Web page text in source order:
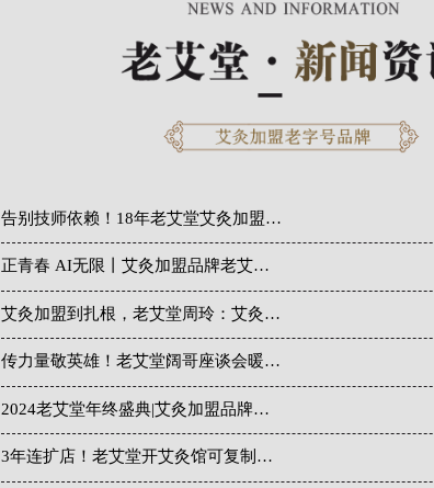
告别技师依赖！18年老艾堂艾灸加盟…
正青春 AI无限丨艾灸加盟品牌老艾…
艾灸加盟到扎根，老艾堂周玲：艾灸…
传力量敬英雄！老艾堂阔哥座谈会暖…
2024老艾堂年终盛典|艾灸加盟品牌…
3年连扩店！老艾堂开艾灸馆可复制…